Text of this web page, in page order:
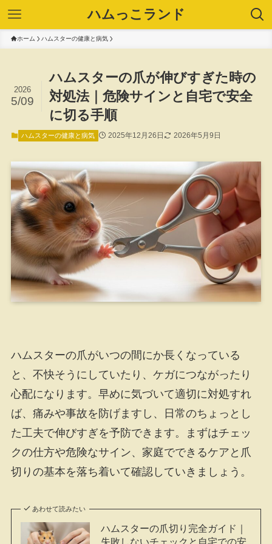
ハムっこランド
ホーム ハムスターの健康と病気
ハムスターの爪が伸びすぎた時の
対処法｜危険サインと自宅で安全
に切る手順
2026
5/09
ハムスターの健康と病気 2025年12月26日 2026年5月9日
ハムスターの爪がいつの間にか長くなっている
と、不快そうにしていたり、ケガにつながったり
心配になります。早めに気づいて適切に対処すれ
ば、痛みや事故を防げますし、日常のちょっとし
た工夫で伸びすぎを予防できます。まずはチェッ
クの仕方や危険なサイン、家庭でできるケアと爪
切りの基本を落ち着いて確認していきましょう。
あわせて読みたい
ハムスターの爪切り完全ガイド｜
失敗しないチェックと自宅での安